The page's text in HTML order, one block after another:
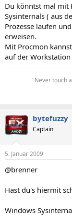
Du könntst mal mit
Sysinternals ( aus
Prozesse laufen
erweisen.
Mit Procmon
auf der
"Never touch
bytefuzzy
Captain
5. Januar 2009
@brenner
Hast du's hiermit
Windows